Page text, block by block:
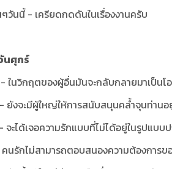
ๆวันนี้ - เครียดกดดันในเรื่องงานครับ
นศุกร์
ในวิกฤตของผู้อื่นมันจะกลับกลายมาเป็น
ยังจะมีผู้ใหญ่ให้การสนับสนุนคล้ำจุนท่านอ
จะได้เจอความรักแบบที่ไม่ได้อยู่ในรูปแบ
นรักไม่สามารถตอบสนองความต้องการข